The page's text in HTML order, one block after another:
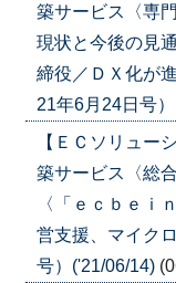
築サービス〈専
現状と今後の見
締役／ＤＸ化が
21年6月24日号
【ＥＣソリュー
築サービス〈総
〈「ｅｃｂｅｉ
営支援、マイク
号）('21/06/14)